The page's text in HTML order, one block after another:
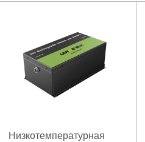
Низкотемпературная